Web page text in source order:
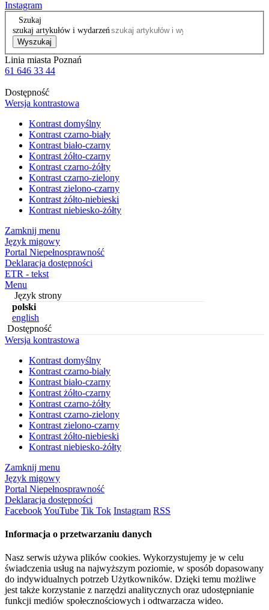
Instagram
Szukaj
szukaj artykułów i wydarzeń
Wyszukaj
Linia miasta Poznań
61 646 33 44
Dostępność
Wersja kontrastowa
Kontrast domyślny
Kontrast czarno-biały
Kontrast biało-czarny
Kontrast żółto-czarny
Kontrast czarno-żółty
Kontrast czarno-zielony
Kontrast zielono-czarny
Kontrast żółto-niebieski
Kontrast niebiesko-żółty
Zamknij menu
Język migowy
Portal Niepełnosprawność
Deklaracja dostępności
ETR - tekst
Menu
Język strony
polski
english
Dostępność
Wersja kontrastowa
Kontrast domyślny
Kontrast czarno-biały
Kontrast biało-czarny
Kontrast żółto-czarny
Kontrast czarno-żółty
Kontrast czarno-zielony
Kontrast zielono-czarny
Kontrast żółto-niebieski
Kontrast niebiesko-żółty
Zamknij menu
Język migowy
Portal Niepełnosprawność
Deklaracja dostępności
FacebookYouTube Tik Tok Instagram RSS
Informacja o przetwarzaniu danych
Nasz serwis używa plików cookies. Wykorzystujemy je w celu
świadczenia usług na najwyższym poziomie, w sposób dopasowany
do indywidualnych potrzeb Użytkowników. Dzięki temu możliwe
jest także korzystanie z narzędzi analitycznych oraz udostępnianie
funkcji mediów społecznościowych i odtwarzacza wideo.